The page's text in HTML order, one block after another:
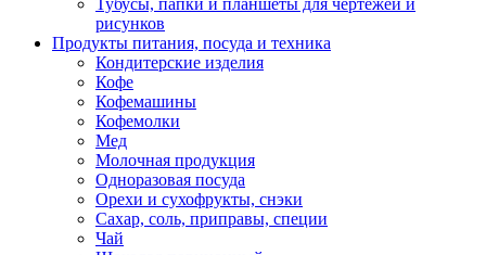
Тубусы, папки и планшеты для чертежей и
рисунков
Продукты питания, посуда и техника
Кондитерские изделия
Кофе
Кофемашины
Кофемолки
Мед
Молочная продукция
Одноразовая посуда
Орехи и сухофрукты, снэки
Сахар, соль, приправы, специи
Чай